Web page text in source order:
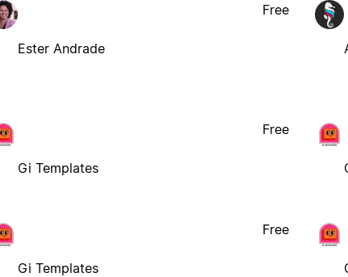
Ester Andrade
Free
Gi Templates
Free
Gi Templates
Free